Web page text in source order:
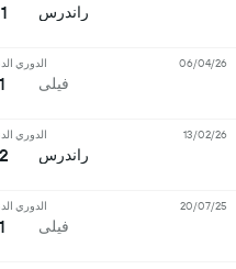
راندرس 1 - 0
فيلى
الدوري
1 - 1
06/04/26
راندرس
الدوري
2 - 0
13/02/26
فيلى
الدوري
1 - 1
20/07/25